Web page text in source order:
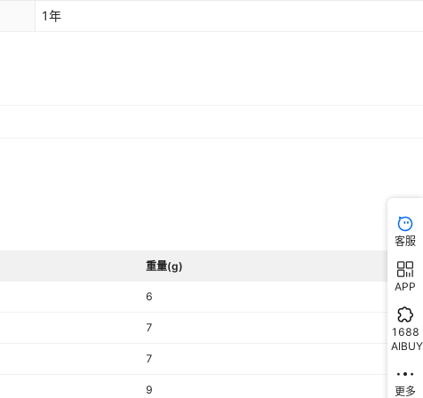
1年
重量(g)
6
7
7
9
客服
APP
1688
AIBUY
更多